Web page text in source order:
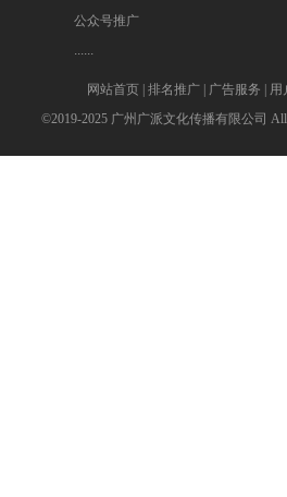
公众号推广
......
网站首页 排名推广 广告服务 用
©2019-2025 广州广派文化传播有限公司 All